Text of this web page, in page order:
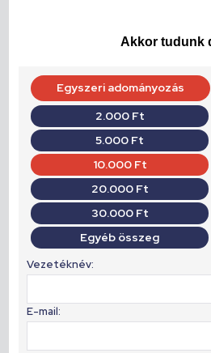
Akkor tudunk